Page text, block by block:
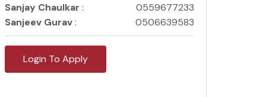
Sanjay Chaulkar :
0559677233
Sanjeev Gurav: 0506639583
Login To Apply